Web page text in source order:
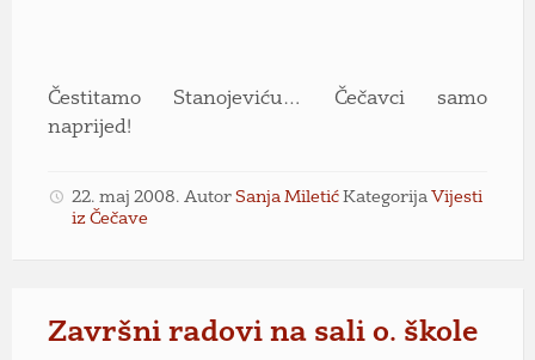
Čestitamo Stanojeviću… Čečavci samo
naprijed!
22. maj 2008. Autor Sanja Miletić Kategorija Vijesti
iz Čečave
Završni radovi na sali o. škole